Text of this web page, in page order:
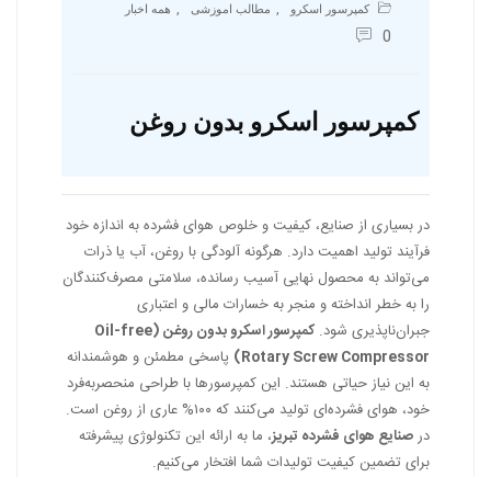
کمپرسور اسکرو
, مطالب اموزشی , همه اخبار
0
کمپرسور اسکرو بدون روغن
در بسیاری از صنایع، کیفیت و خلوص هوای فشرده به اندازه خود
فرآیند تولید اهمیت دارد. هرگونه آلودگی با روغن، آب یا ذرات
می‌تواند به محصول نهایی آسیب رسانده، سلامتی مصرف‌کنندگان
را به خطر انداخته و منجر به خسارات مالی و اعتباری
جبران‌ناپذیری شود.
کمپرسور اسکرو بدون روغن (Oil-free
Rotary Screw Compressor) پاسخی مطمئن و هوشمندانه
به این نیاز حیاتی هستند. این کمپرسورها با طراحی منحصربه‌فرد
خود، هوای فشرده‌ای تولید می‌کنند که ۱۰۰% عاری از روغن است.
درصنایع هوای فشرده تبریز، ما به ارائه این تکنولوژی پیشرفته
برای تضمین کیفیت تولیدات شما افتخار می‌کنیم.